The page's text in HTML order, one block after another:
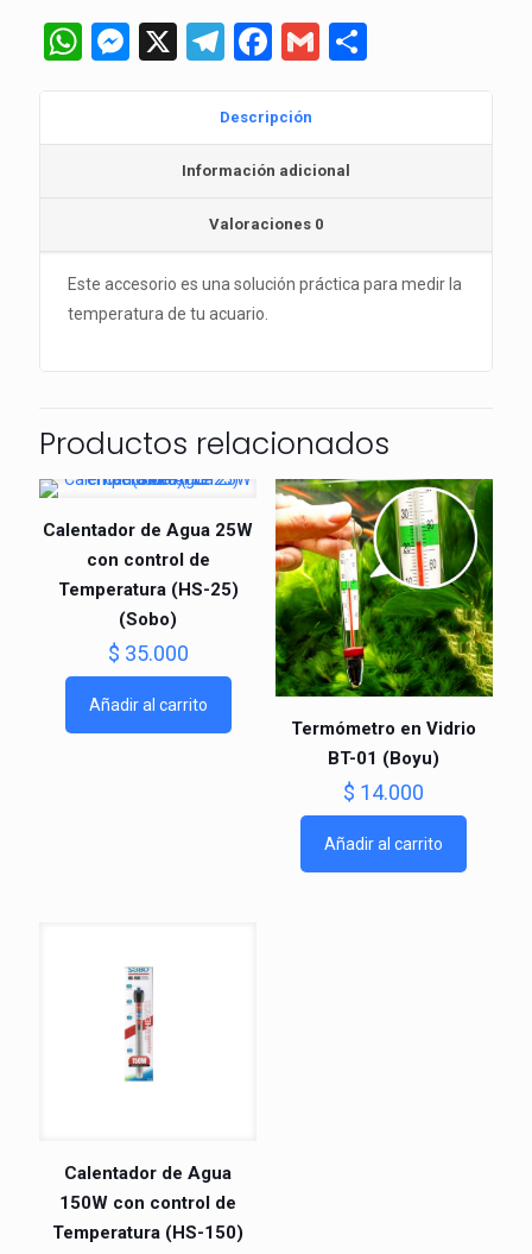
WhatsApp
Messenger
X Telegram
Facebook
Gmail
Descripción
Información adicional
Valoraciones 0
Este accesorio es una solución práctica para medir la
temperatura de tu acuario.
Productos relacionados
Calentador de Agua 25W
con control de
Temperatura (HS-25)
⁠(Sobo)
$ 35.000
Añadir al carrito
Termómetro en Vidrio
BT-01 (Boyu)
$ 14.000
Añadir al carrito
Calentador de Agua
150W con control de
Temperatura (HS-150)